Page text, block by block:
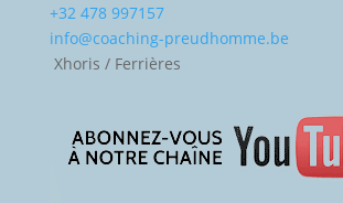
+32 478 997157
info@coaching-preudhomme.be
Xhoris / Ferrières